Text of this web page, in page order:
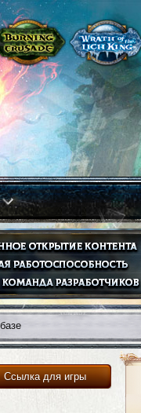
Ссылка для игры